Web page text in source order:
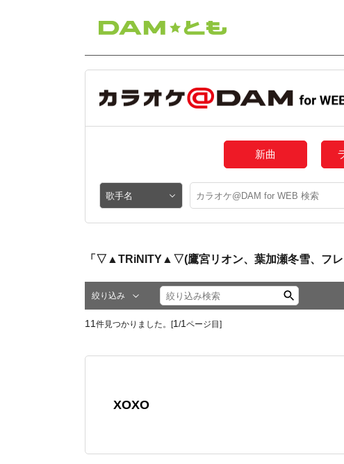
新曲
「▽▲TRiNITY▲▽(鷹宮リオン、葉加瀬冬雪、フレ
絞り込み
11 件見つかりました。[1 /1 ページ目]
XOXO